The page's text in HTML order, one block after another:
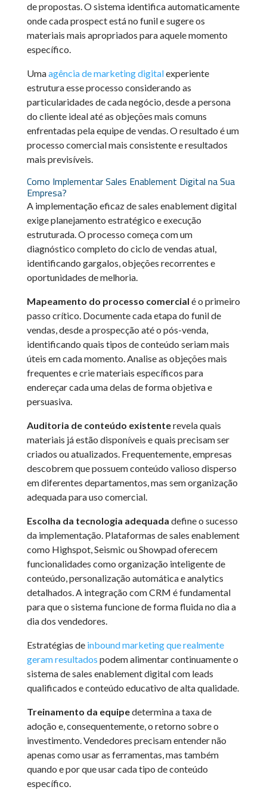
de propostas. O sistema identifica automaticamente
onde cada prospect está no funil e sugere os
materiais mais apropriados para aquele momento
específico.
Umaagência de marketing digitalexperiente
estrutura esse processo considerando as
particularidades de cada negócio, desde a persona
do cliente ideal até as objeções mais comuns
enfrentadas pela equipe de vendas. O resultado é um
processo comercial mais consistente e resultados
mais previsíveis.
Como Implementar Sales Enablement Digital na Sua
Empresa?
A implementação eficaz de sales enablement digital
exige planejamento estratégico e execução
estruturada. O processo começa com um
diagnóstico completo do ciclo de vendas atual,
identificando gargalos, objeções recorrentes e
oportunidades de melhoria.
Mapeamento do processo comercial é o primeiro
passo crítico. Documente cada etapa do funil de
vendas, desde a prospecção até o pós-venda,
identificando quais tipos de conteúdo seriam mais
úteis em cada momento. Analise as objeções mais
frequentes e crie materiais específicos para
endereçar cada uma delas de forma objetiva e
persuasiva.
Auditoria de conteúdo existenterevela quais
materiais já estão disponíveis e quais precisam ser
criados ou atualizados. Frequentemente, empresas
descobrem que possuem conteúdo valioso disperso
em diferentes departamentos, mas sem organização
adequada para uso comercial.
Escolha da tecnologia adequada define o sucesso
da implementação. Plataformas de sales enablement
como Highspot, Seismic ou Showpad oferecem
funcionalidades como organização inteligente de
conteúdo, personalização automática e analytics
detalhados. A integração com CRM é fundamental
para que o sistema funcione de forma fluida no dia a
dia dos vendedores.
Estratégias de inbound marketing que realmente
geram resultados podem alimentar continuamente o
sistema de sales enablement digital com leads
qualificados e conteúdo educativo de alta qualidade.
Treinamento da equipedetermina a taxa de
adoção e, consequentemente, o retorno sobre o
investimento. Vendedores precisam entender não
apenas como usar as ferramentas, mas também
quando e por que usar cada tipo de conteúdo
específico.